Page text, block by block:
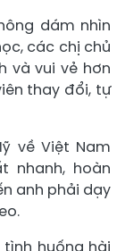
dám nhìn
các chị chủ
và vui vẻ hơn
thay đổi, tự
về Việt Nam
nhanh, hoàn
anh phải dạy